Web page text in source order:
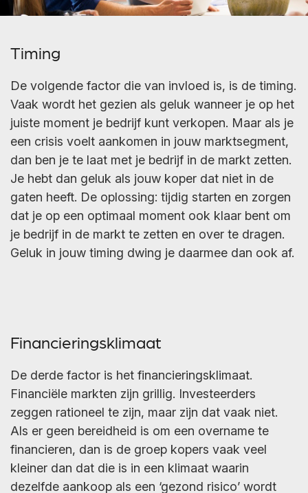
Timing
De volgende factor die van invloed is, is de timing.
Vaak wordt het gezien als geluk wanneer je op het
juiste moment je bedrijf kunt verkopen. Maar als je
een crisis voelt aankomen in jouw marktsegment,
dan ben je te laat met je bedrijf in de markt zetten.
Je hebt dan geluk als jouw koper dat niet in de
gaten heeft. De oplossing: tijdig starten en zorgen
dat je op een optimaal moment ook klaar bent om
je bedrijf in de markt te zetten en over te dragen.
Geluk in jouw timing dwing je daarmee dan ook af.
Financieringsklimaat
De derde factor is het financieringsklimaat.
Financiële markten zijn grillig. Investeerders
zeggen rationeel te zijn, maar zijn dat vaak niet.
Als er geen bereidheid is om een overname te
financieren, dan is de groep kopers vaak veel
kleiner dan dat die is in een klimaat waarin
dezelfde aankoop als een ‘gezond risico’ wordt